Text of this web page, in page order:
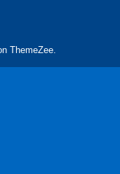
ThemeZee.